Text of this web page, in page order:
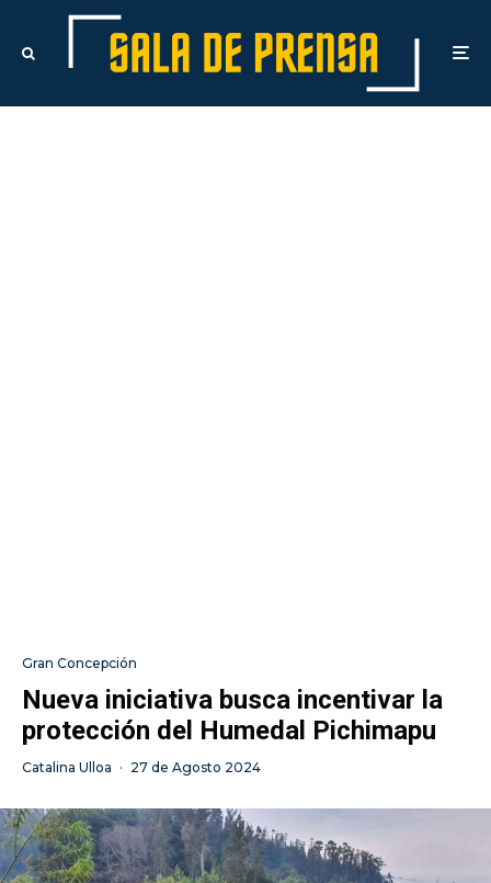
Gran Concepción
Nueva iniciativa busca incentivar la
protección del Humedal Pichimapu
Catalina Ulloa · 27 de Agosto 2024